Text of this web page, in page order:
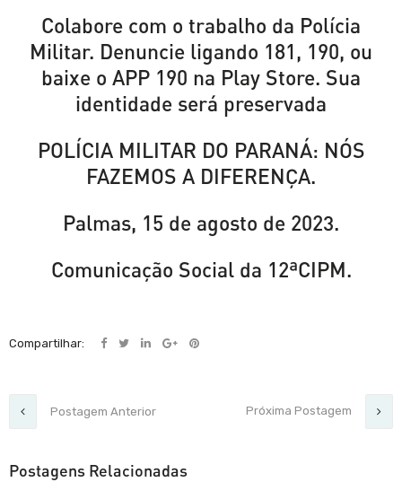
Colabore com o trabalho da Polícia
Militar. Denuncie ligando 181, 190, ou
baixe o APP 190 na Play Store. Sua
identidade será preservada
POLÍCIA MILITAR DO PARANÁ: NÓS
FAZEMOS A DIFERENÇA.
Palmas, 15 de agosto de 2023.
Comunicação Social da 12ªCIPM.
Compartilhar:
Postagem Anterior Próxima Postagem
Postagens Relacionadas